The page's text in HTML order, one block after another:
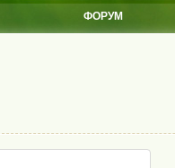
ФОРУМ